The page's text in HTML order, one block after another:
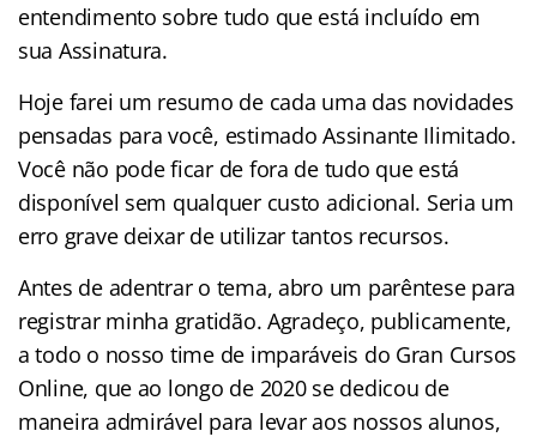
entendimento sobre tudo que está incluído em
sua Assinatura.
Hoje farei um resumo de cada uma das novidades
pensadas para você, estimado Assinante Ilimitado.
Você não pode ficar de fora de tudo que está
disponível sem qualquer custo adicional. Seria um
erro grave deixar de utilizar tantos recursos.
Antes de adentrar o tema, abro um parêntese para
registrar minha gratidão. Agradeço, publicamente,
a todo o nosso time de imparáveis do Gran Cursos
Online, que ao longo de 2020 se dedicou de
maneira admirável para levar aos nossos alunos,